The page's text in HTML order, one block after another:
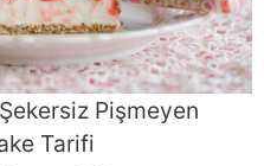
Pişmeyen
Tarifi